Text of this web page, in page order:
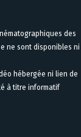
des
ne sont disponibles ni
hébergée ni lien de
à titre informatif